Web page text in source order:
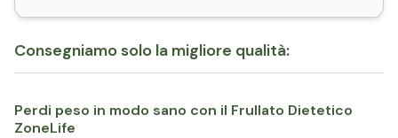
Consegniamo solo la migliore qualità:
Perdi peso in modo sano con il Frullato Dietetico
ZoneLife